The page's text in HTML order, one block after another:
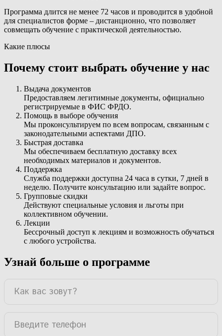
Программа длится не менее 72 часов и проводится в удобной
для специалистов форме – дистанционно, что позволяет
совмещать обучение с практической деятельностью.
Какие плюсы
Почему стоит выбрать обучение у нас
Выдача документов
Предоставляем легитимные документы, официально
регистрируемые в ФИС ФРДО.
Помощь в выборе обучения
Мы проконсультируем по всем вопросам, связанным с
законодательными аспектами ДПО.
Быстрая доставка
Мы обеспечиваем бесплатную доставку всех
необходимых материалов и документов.
Поддержка
Служба поддержки доступна 24 часа в сутки, 7 дней в
неделю. Получите консультацию или задайте вопрос.
Групповые скидки
Действуют специальные условия и льготы при
коллективном обучении.
Лекции
Бессрочный доступ к лекциям и возможность обучаться
с любого устройства.
Узнай больше о программе